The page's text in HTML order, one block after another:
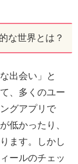
な世界とは？
出会い」と
、多くのユー
グアプリで
低かったり、
ます。しかし
ールのチェッ